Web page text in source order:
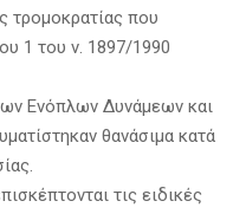
τρομοκρατίας που
1 του ν. 1897/1990
Ενόπλων Δυνάμεων και
θανάσιμα κατά
τις ειδικές